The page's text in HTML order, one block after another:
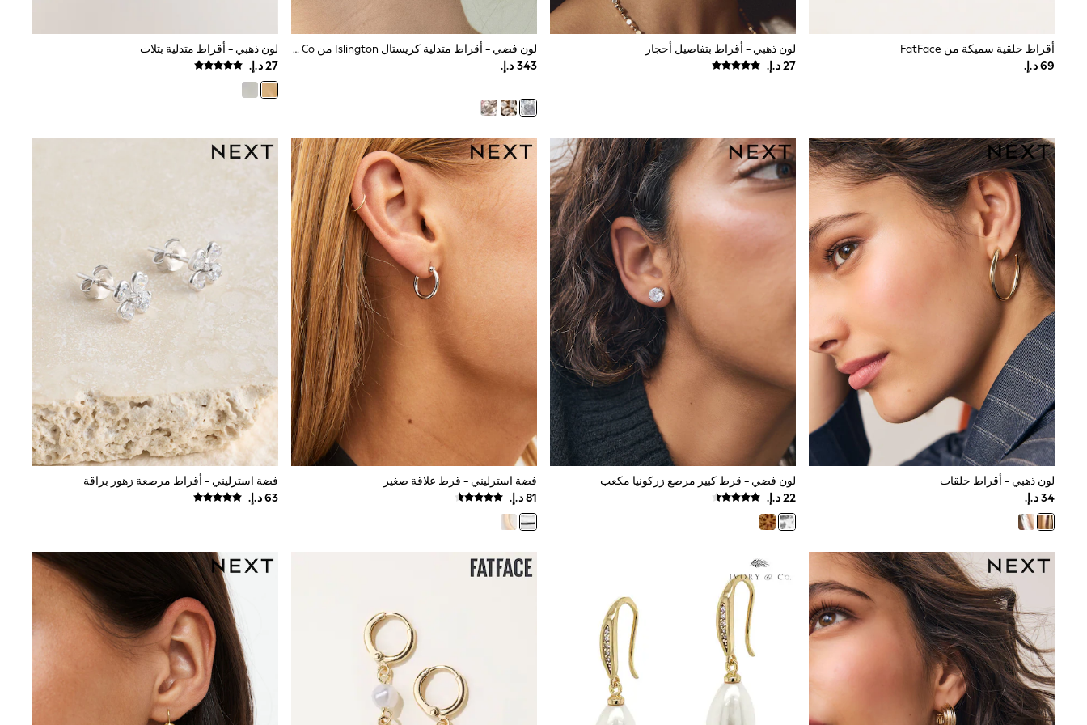
Monsoon
River Island
SCHOOWEAR
Shirts
Polo Shirts
Sweatshirts & Jumpers
Coats & Jackets
Underwear
Socks
Multipacks
All Boys Sport & Swimwear
Trainers & Pumps
Swimwear
Tops
Shorts
Joggers
adidas
Nike
All Girls Schoolwear
Shoes
Dresses
Trousers
Skirts
Shirts
Polo Shirts
Sweatshirts
Coats & Jackets
Underwear
Multipacks
All Girls Sports & Swimwear
Trainers & Pumps
Swimwear
Tops
Leggings
Shorts
Joggers
adidas
Nike
Shop All
أقراط حلقية سميكة من FatFace
لون ذهبي - أقراط بتفاصيل أحجار
لون فضي - أقراط متدلية كريستال Islington من Ivory & Co
لون ذهبي - أقراط متدلية بتلات
لون ذهبي - أقراط حلقات
لون فضي - قرط كبير مرصع زركونيا مكعب
فضة استرليني - قرط علاقة صغير
فضة استرليني - أقراط مرصعة زهور براقة